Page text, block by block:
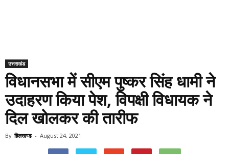
उत्तराखंड
विधानसभा में सीएम पुष्कर सिंह धामी ने
उदाहरण किया पेश, विपक्षी विधायक ने
दिल खोलकर की तारीफ
By हिलखण्ड - August 24, 2021